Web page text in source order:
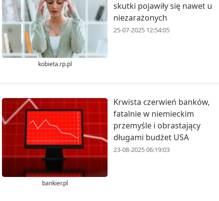
kobieta.rp.pl
skutki pojawiły się nawet u
niezarażonych
25-07-2025 12:54:05
bankier.pl
Krwista czerwień banków,
fatalnie w niemieckim
przemyśle i obrastający
długami budżet USA
23-08-2025 06:19:03